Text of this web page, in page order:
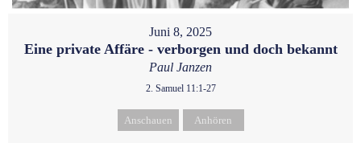
Juni 8, 2025
Eine private Affäre - verborgen und doch bekannt
Paul Janzen
2. Samuel 11:1-27
Anschauen Anhören